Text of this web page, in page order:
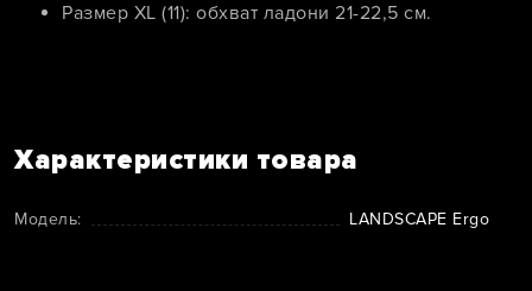
Размер XL (11): обхват ладони 21-22,5 см.
Характеристики товара
Модель: LANDSCAPE Ergo